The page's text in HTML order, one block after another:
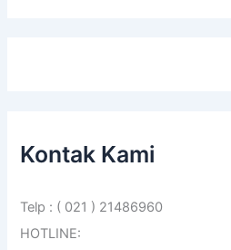
Kontak Kami
Telp : ( 021 ) 21486960
HOTLINE: